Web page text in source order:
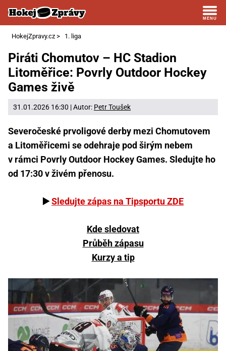
HokejZpravy.cz > 1. liga
Piráti Chomutov – HC Stadion
Litoměřice: Povrly Outdoor Hockey
Games živě
31.01.2026 16:30 | Autor: Petr Toušek
Severočeské prvoligové derby mezi Chomutovem
a Litoměřicemi se odehraje pod širým nebem
v rámci Povrly Outdoor Hockey Games. Sledujte ho
od 17:30 v živém přenosu.
▶️Sledujte zápas na Tipsportu ZDE
Kde sledovat
Průběh zápasu
Kurzy a tip